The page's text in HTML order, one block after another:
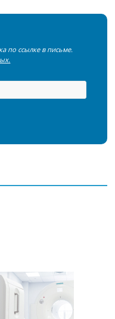
по ссылке в письме.